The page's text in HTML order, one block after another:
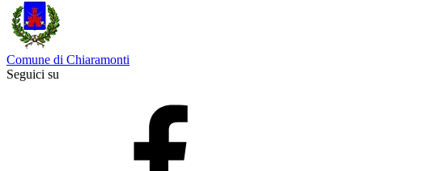
Comune di Chiaramonti
Seguici su